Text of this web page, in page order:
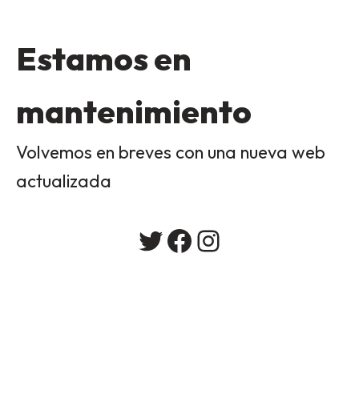
Estamos en
mantenimiento
Volvemos en breves con una nueva web
actualizada
Twitter
Facebook
Instagram